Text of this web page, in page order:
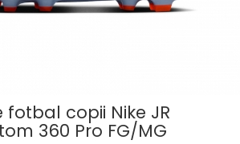
femei
fotbal copii Nike JR
360 Pro FG/MG